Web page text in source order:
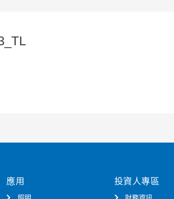
應用 投資人專區